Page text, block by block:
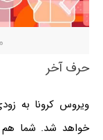
حرف آخر
ویروس کرونا به
خواهد شد. شما هم